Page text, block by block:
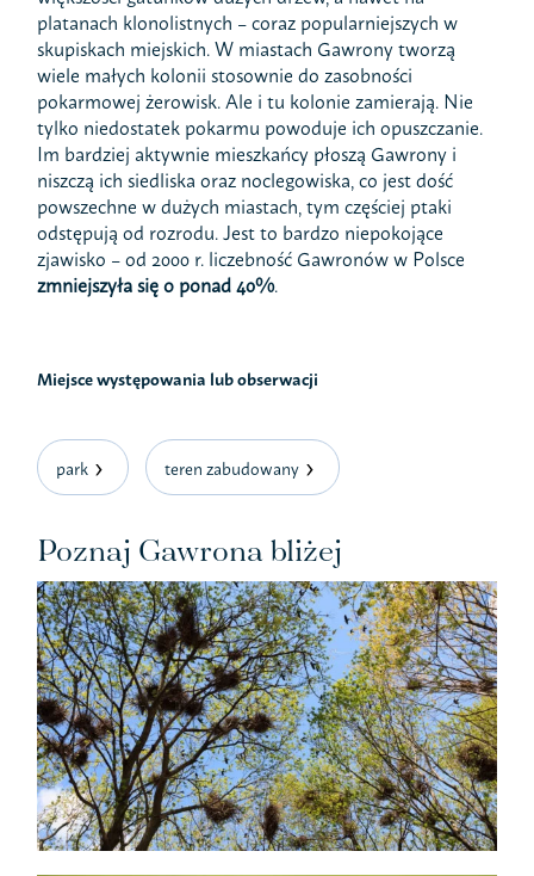
platanach klonolistnych – coraz popularniejszych w
skupiskach miejskich. W miastach Gawrony tworzą
wiele małych kolonii stosownie do zasobności
pokarmowej żerowisk. Ale i tu kolonie zamierają. Nie
tylko niedostatek pokarmu powoduje ich opuszczanie.
Im bardziej aktywnie mieszkańcy płoszą Gawrony i
niszczą ich siedliska oraz noclegowiska, co jest dość
powszechne w dużych miastach, tym częściej ptaki
odstępują od rozrodu. Jest to bardzo niepokojące
zjawisko – od 2000 r. liczebność Gawronów w Polsce
zmniejszyła się o ponad 40%.
Miejsce występowania lub obserwacji
park teren zabudowany
Poznaj Gawrona bliżej